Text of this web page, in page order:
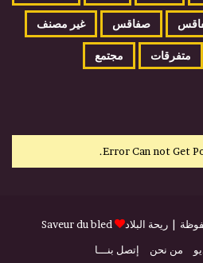
صفاقس غير مصنف
متفرقات مجتمع
Error Can not Get
ريحة البلاد
Saveur du bled
من نحن إتصل بنـــا